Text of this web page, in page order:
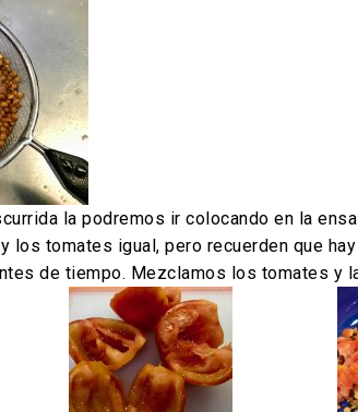
la podremos ir colocando en la
los tomates igual, pero recuerden que
de tiempo. Mezclamos los tomates y